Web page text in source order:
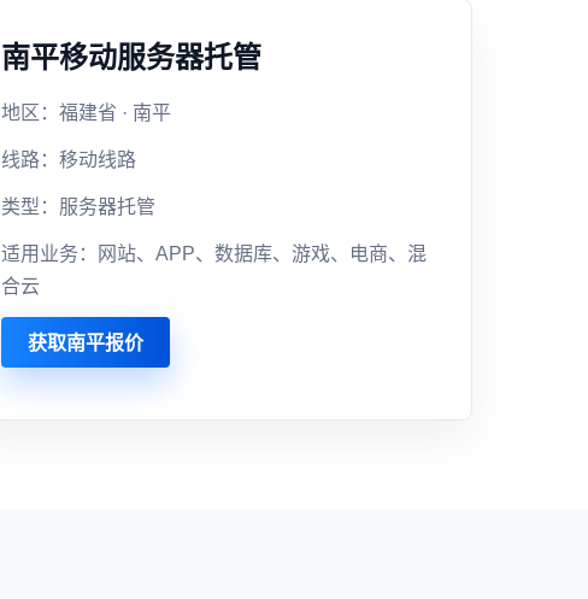
南平移动服务器托管
地区：福建省 · 南平
线路：移动线路
类型：服务器托管
适用业务：网站、APP、数据库、游戏、电商、混
合云
获取南平报价